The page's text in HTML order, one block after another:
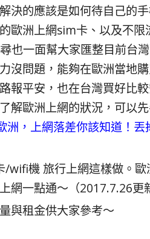
決的應該是如何待自己的
歐洲上網sim卡、以及不
也一面幫大家匯整目前台
沒問題，能夠在歐洲當地
報平安，也在台灣買好比
解歐洲上網的狀況，可以
洲，上網落差你該知道！
與租金供大家參考～